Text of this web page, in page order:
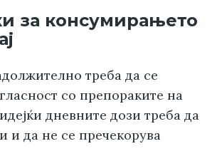
за консумирањето
треба да се
со препораките на
дневните дози треба да
и да не се пречекорува